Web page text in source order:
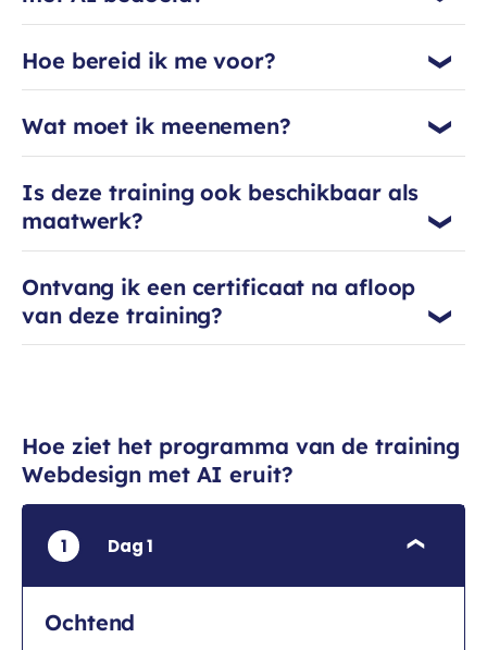
Hoe bereid ik me voor?
Wat moet ik meenemen?
Is deze training ook beschikbaar als
maatwerk?
Ontvang ik een certificaat na afloop
van deze training?
Hoe ziet het programma van de training
Webdesign met AI eruit?
1 Dag 1
Ochtend